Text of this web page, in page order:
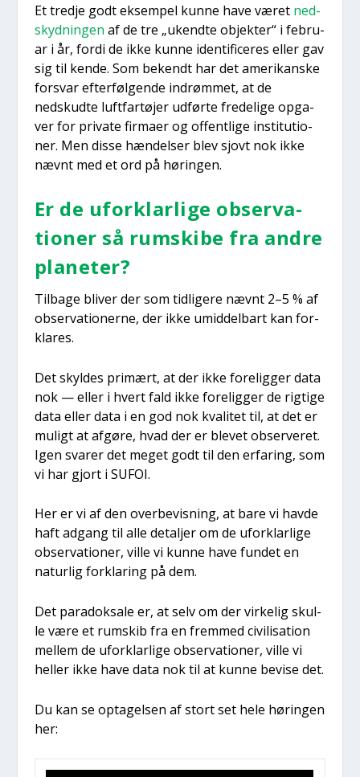
Et tred­je godt eksem­pel kun­ne have været ned­
skyd­nin­gen af de tre „ukend­te objek­ter“ i febru­
ar i år, for­di de ikke kun­ne iden­ti­fi­ce­res eller gav
sig til ken­de. Som bekendt har det ame­ri­kan­ske
for­svar efter­føl­gen­de indrøm­met, at de
nedskud­te luft­far­tø­jer udfør­te fre­de­li­ge opga­
ver for pri­va­te fir­ma­er og offent­li­ge insti­tu­tio­
ner. Men dis­se hæn­del­ser blev sjovt nok ikke
nævnt med et ord på hørin­gen.
Er de ufor­klar­li­ge obser­va­
tio­ner så rum­ski­be fra andre
pla­ne­ter?
Til­ba­ge bli­ver der som tid­li­ge­re nævnt 2–5 % af
obser­va­tio­ner­ne, der ikke umid­del­bart kan for­
kla­res.
Det skyl­des pri­mært, at der ikke fore­lig­ger data
nok — eller i hvert fald ikke fore­lig­ger de rig­ti­ge
data eller data i en god nok kva­li­tet til, at det er
muligt at afgø­re, hvad der er ble­vet obser­ve­ret.
Igen sva­rer det meget godt til den erfa­ring, som
vi har gjort i SUFOI.
Her er vi af den over­be­vis­ning, at bare vi hav­de
haft adgang til alle detal­jer om de ufor­klar­li­ge
obser­va­tio­ner, vil­le vi kun­ne have fun­det en
natur­lig for­kla­ring på dem.
Det para­doksa­le er, at selv om der vir­ke­lig skul­
le være et rum­skib fra en frem­med civi­li­sa­tion
mel­lem de ufor­klar­li­ge obser­va­tio­ner, vil­le vi
hel­ler ikke have data nok til at kun­ne bevi­se det.
Du kan se opta­gel­sen af stort set hele hørin­gen
her: